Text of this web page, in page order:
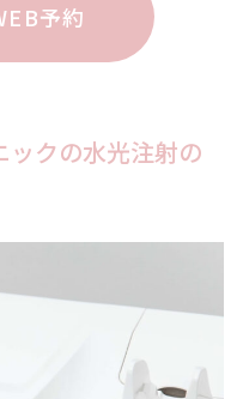
予約
ックの水光注射の